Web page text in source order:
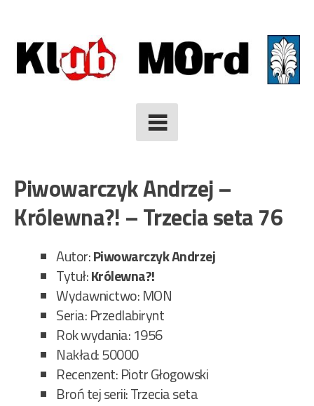
to
content
Piwowarczyk Andrzej –
Królewna?! – Trzecia seta 76
Autor:Piwowarczyk Andrzej
Tytuł:Królewna?!
Wydawnictwo: MON
Seria: Przedlabirynt
Rok wydania: 1956
Nakład: 50000
Recenzent: Piotr Głogowski
Broń tej serii: Trzecia seta